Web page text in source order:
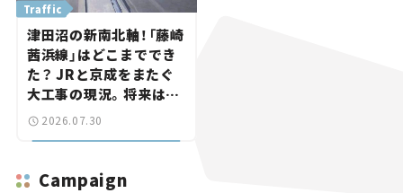
Traffic
津田沼の新南北軸！「藤崎
茜浜線」はどこまででき
た？ JRと京成をまたぐ
大工事の現況。将来は
「習志野～鎌ケ谷」を最短
2026.07.30
Campaign